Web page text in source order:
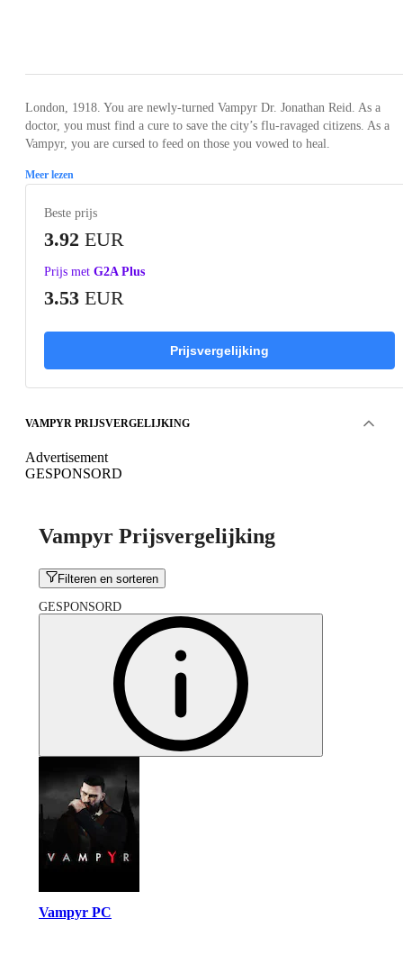
London, 1918. You are newly-turned Vampyr Dr. Jonathan Reid. As a
doctor, you must find a cure to save the city’s flu-ravaged citizens. As a
Vampyr, you are cursed to feed on those you vowed to heal.
Meer lezen
Beste prijs
3.92 EUR
Prijs met G2A Plus
3.53 EUR
Prijsvergelijking
VAMPYR PRIJSVERGELIJKING
Advertisement
GESPONSORD
Vampyr Prijsvergelijking
Filteren en sorteren
GESPONSORD
Vampyr PC